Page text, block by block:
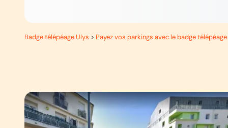
Badge télépéage Ulys > Payez vos parkings avec le badge